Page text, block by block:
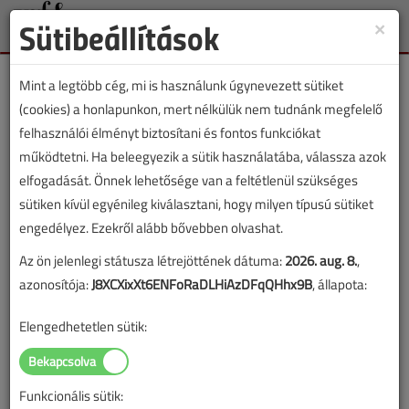
Toggle
Lapszám:
TARTALOM
Lakáshőközpontok
összehasonlító vizsgálata
Ausztriában III.
2012/3. lapszám
×
Sütibeállítások
Mint a legtöbb cég, mi is használunk úgynevezett sütiket
(cookies) a honlapunkon, mert nélkülük nem tudnánk megfelelő
felhasználói élményt biztosítani és fontos funkciókat
működtetni. Ha beleegyezik a sütik használatába, válassza azok
elfogadását. Önnek lehetősége van a feltétlenül szükséges
sütiken kívül egyénileg kiválasztani, hogy milyen típusú sütiket
engedélyez. Ezekről alább bővebben olvashat.
Az ön jelenlegi státusza létrejöttének dátuma:2026. aug. 8.,
azonosítója:J8XCXixXt6ENFoRaDLHiAzDFqQHhx9B, állapota:
Elengedhetetlen sütik:
Funkcionális sütik: